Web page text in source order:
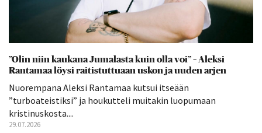
”Olin niin kaukana Jumalasta kuin olla voi” – Aleksi
Rantamaa löysi raitistuttuaan uskon ja uuden arjen
Nuorempana Aleksi Rantamaa kutsui itseään
”turboateistiksi” ja houkutteli muitakin luopumaan
kristinuskosta....
29.07.2026